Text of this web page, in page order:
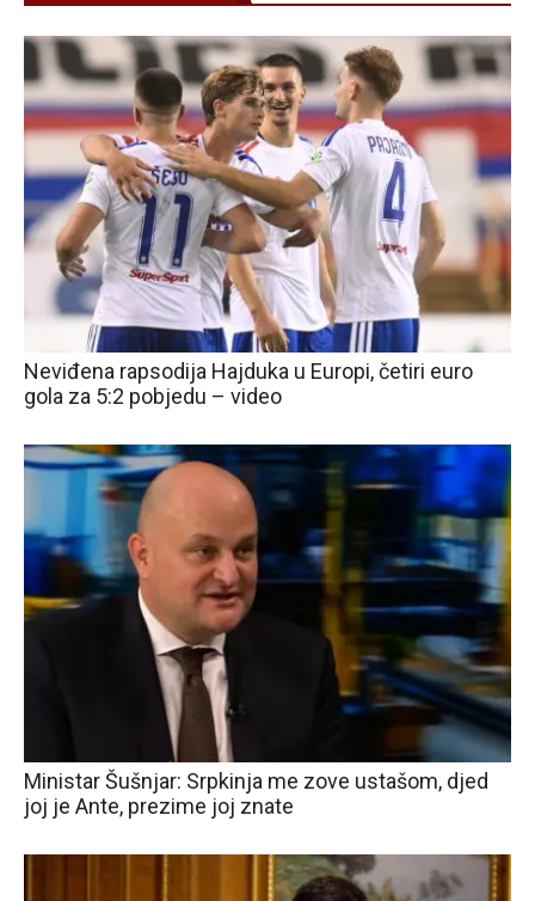
Neviđena rapsodija Hajduka u Europi, četiri euro
gola za 5:2 pobjedu – video
Ministar Šušnjar: Srpkinja me zove ustašom, djed
joj je Ante, prezime joj znate